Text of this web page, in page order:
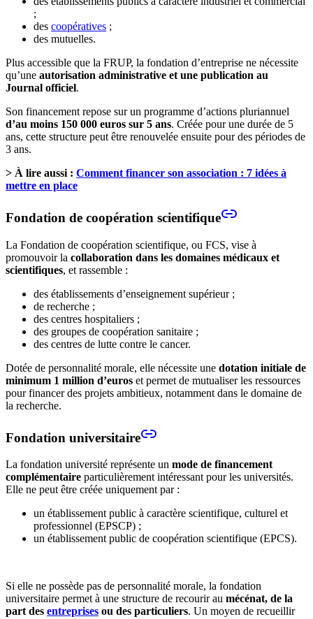
;
des coopératives ;
des mutuelles.
Plus accessible que la FRUP, la fondation d’entreprise ne nécessite
qu’une autorisation administrative et une publication au
Journal officiel.
Son financement repose sur un programme d’actions pluriannuel
d’au moins 150 000 euros sur 5 ans. Créée pour une durée de 5
ans, cette structure peut être renouvelée ensuite pour des périodes de
3 ans.
> À lire aussi : Comment financer son association : 7 idées à
mettre en place
Fondation de coopération scientifique
La Fondation de coopération scientifique, ou FCS, vise à
promouvoir la collaboration dans les domaines médicaux et
scientifiques, et rassemble :
des établissements d’enseignement supérieur ;
de recherche ;
des centres hospitaliers ;
des groupes de coopération sanitaire ;
des centres de lutte contre le cancer.
Dotée de personnalité morale, elle nécessite une dotation initiale de
minimum 1 million d’euros et permet de mutualiser les ressources
pour financer des projets ambitieux, notamment dans le domaine de
la recherche.
Fondation universitaire
La fondation université représente un mode de financement
complémentaire particulièrement intéressant pour les universités.
Elle ne peut être créée uniquement par :
un établissement public à caractère scientifique, culturel et
professionnel (EPSCP) ;
un établissement public de coopération scientifique (EPCS).
Si elle ne possède pas de personnalité morale, la fondation
universitaire permet à une structure de recourir au mécénat, de la
part des entreprises ou des particuliers. Un moyen de recueillir